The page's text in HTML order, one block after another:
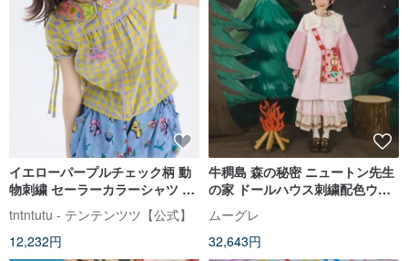
イエローパープルチェック柄 動
物刺繍 セーラーカラーシャツ レ
トロで可愛い童心あふれる夏の
一枚
tntntutu - テンテンツツ【公式】
12,232円
牛稠島 森の秘密 ニュートン先生
の家 ドールハウス刺繍配色ウー
ルコート 暖かアウター
ムーグレ
32,643円